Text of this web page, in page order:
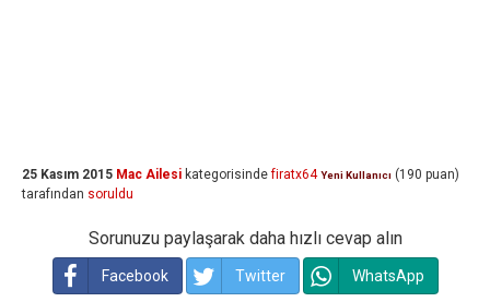
25 Kasım 2015 Mac Ailesi kategorisinde firatx64 Yeni Kullanıcı (190 puan)
tarafından soruldu
Sorunuzu paylaşarak daha hızlı cevap alın
Facebook Twitter WhatsApp